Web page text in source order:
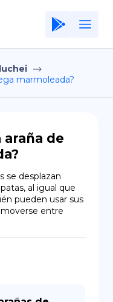
marmoleada?
araña de
se desplazan
al igual que
pueden usar sus
entre